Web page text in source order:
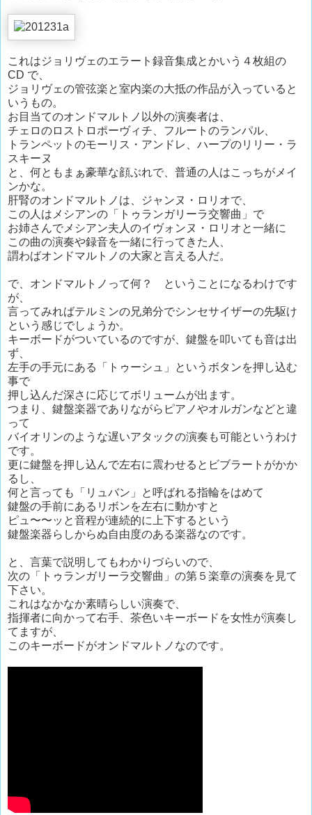
これはジョリヴェのエラート録音集成とかいう４枚組の
CD で、
ジョリヴェの管弦楽と室内楽の大抵の作品が入っていると
いうもの。
お目当てのオンドマルトノ以外の演奏者は、
チェロのロストロポーヴィチ、フルートのランパル、
トランペットのモーリス・アンドレ、ハープのリリー・ラ
スキーヌ
と、何ともまぁ豪華な顔ぶれで、普通の人はこっちがメイ
ンかな。
肝腎のオンドマルトノは、ジャンヌ・ロリオで、
この人はメシアンの「トゥランガリーラ交響曲」で
お姉さんでメシアン夫人のイヴォンヌ・ロリオと一緒に
この曲の演奏や録音を一緒に行ってきた人、
謂わばオンドマルトノの大家と言える人だ。
で、オンドマルトノって何？ ということになるわけです
が、
言ってみればテルミンの兄弟分でシンセサイザーの先駆け
という感じでしょうか。
キーボードがついているのですが、鍵盤を叩いても音は出
ず、
左手の手元にある「トゥーシュ」というボタンを押し込む
事で
押し込んだ深さに応じてボリュームが出ます。
つまり、鍵盤楽器でありながらピアノやオルガンなどと違
って
バイオリンのような遅いアタックの演奏も可能というわけ
です。
更に鍵盤を押し込んで左右に震わせるとビブラートがかか
るし、
何と言っても「リュバン」と呼ばれる指輪をはめて
鍵盤の手前にあるリボンを左右に動かすと
ピュ〜〜ッと音程が連続的に上下するという
鍵盤楽器らしからぬ自由度のある楽器なのです。
と、言葉で説明してもわかりづらいので、
次の「トゥランガリーラ交響曲」の第５楽章の演奏を見て
下さい。
これはなかなか素晴らしい演奏で、
指揮者に向かって右手、茶色いキーボードを女性が演奏し
てますが、
このキーボードがオンドマルトノなのです。